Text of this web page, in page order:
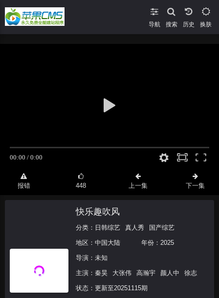
导航 搜索 换肤
报错 448 上一集 下一集
快乐趣吹风
分类： 日韩综艺 真人秀 国产综艺
地区： 中国大陆 年份： 2025
导演：未知
主演： 秦昊 大张伟 高瀚宇 颜人中 徐志
状态：更新至20251115期